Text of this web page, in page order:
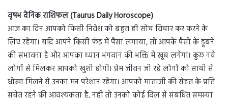
वृषभ दैनिक राशिफल (Taurus Daily Horoscope)
आज का दिन आपको किसी निवेश को बहुत ही सोच विचार कर करने के
लिए रहेगा। यदि आपने किसी फंड में पैसा लगाया, तो आपके पैसो के डूबने
की संभावना है और आपका ध्यान भगवान की भक्ति में खूब लगेगा। कुछ नये
लोगों से मिलकर आपको खुशी होगी। प्रेम जीवन जी रहे लोगों को साथी से
धोखा मिलने से उनका मन परेशान रहेगा। आपको माताजी की सेहत के प्रति
सचेत रहने की आवश्यकता है, नहीं तो उनको कोई दिल से संबंधित समस्या